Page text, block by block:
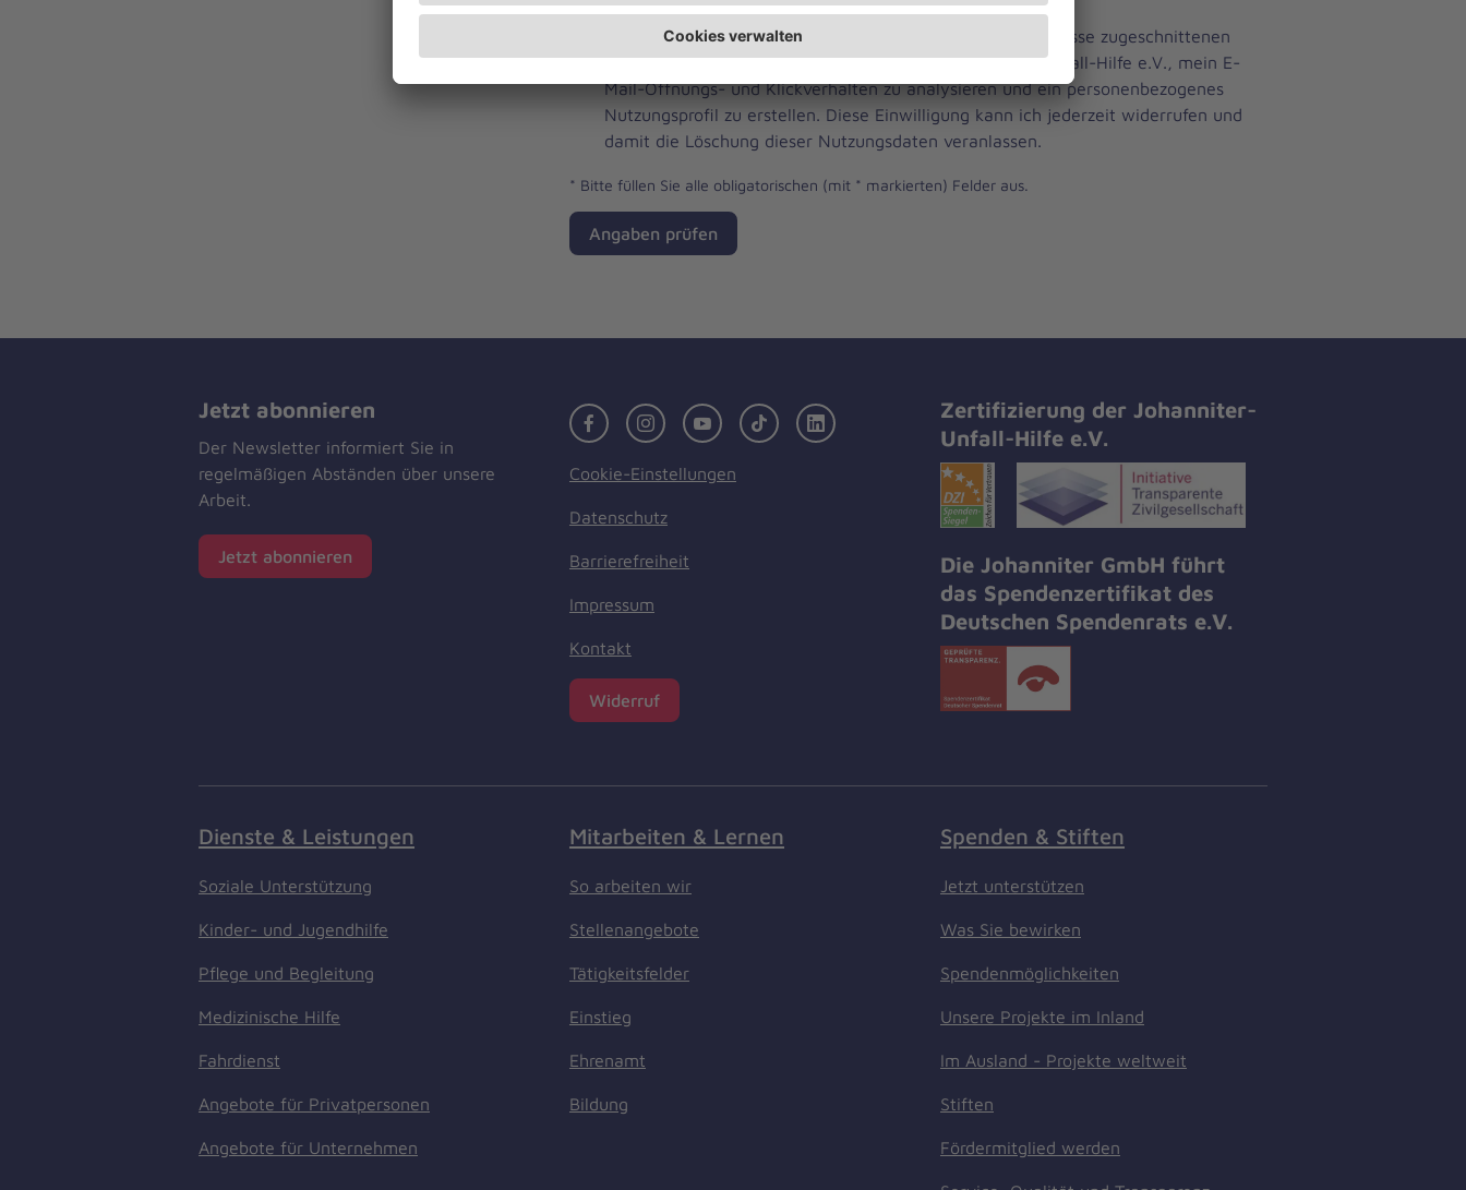
Brevo
Newsletter
Checkbox
Ja, ich möchte einen individuellen und auf meine Bedürfnisse zugeschnittenen
Newsletter erhalten. Dafür erlaube ich der Johanniter-Unfall-Hilfe e.V., mein E-
Mail-Öffnungs- und Klickverhalten zu analysieren und ein personenbezogenes
Nutzungsprofil zu erstellen. Diese Einwilligung kann ich jederzeit widerrufen und
damit die Löschung dieser Nutzungsdaten veranlassen.
* Bitte füllen Sie alle obligatorischen (mit * markierten) Felder aus.
Angaben prüfen
Jetzt abonnieren
Der Newsletter informiert Sie in
regelmäßigen Abständen über unsere
Arbeit.
Jetzt abonnieren
FacebookInstagramYoutubeTikTok LinkedIn
Cookie-Einstellungen
Datenschutz
Barrierefreiheit
Impressum
Kontakt
Widerruf
Zertifizierung der Johanniter-
Unfall-Hilfe e.V.
Die Johanniter GmbH führt
das Spendenzertifikat des
Deutschen Spendenrats e.V.
Dienste & Leistungen
Soziale Unterstützung
Kinder- und Jugendhilfe
Pflege und Begleitung
Medizinische Hilfe
Fahrdienst
Angebote für Privatpersonen
Angebote für Unternehmen
Mitarbeiten & Lernen
So arbeiten wir
Stellenangebote
Tätigkeitsfelder
Einstieg
Ehrenamt
Bildung
Spenden & Stiften
Jetzt unterstützen
Was Sie bewirken
Spendenmöglichkeiten
Unsere Projekte im Inland
Im Ausland - Projekte weltweit
Stiften
Fördermitglied werden